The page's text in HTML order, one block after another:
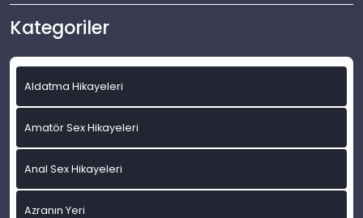
Kategoriler
Aldatma Hikayeleri
Amatör Sex Hikayeleri
Anal Sex Hikayeleri
Azranın Yeri